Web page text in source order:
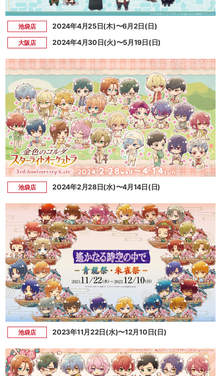
池袋店 2024年4月25日(木)〜6月2日(日)
大阪店 2024年4月30日(火)〜5月19日(日)
池袋店 2024年2月28日(水)〜4月14日(日)
池袋店 2023年11月22日(水)〜12月10日(日)